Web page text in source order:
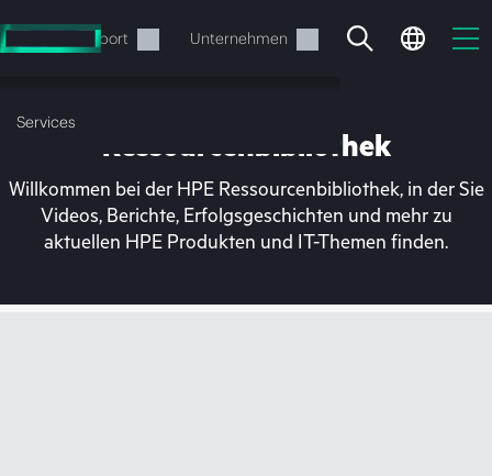
Hauptinhalt
wechseln
Support Unternehmen
Services
Ihr Warenkorb ist aktuell
Ressourcenbibliothek
Willkommen bei der HPE Ressourcenbibliothek, in der Sie
Videos, Berichte, Erfolgsgeschichten und mehr zu
aktuellen HPE Produkten und IT-Themen finden.